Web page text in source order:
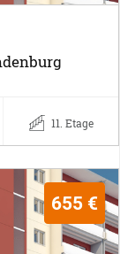
11. Etage
655 €